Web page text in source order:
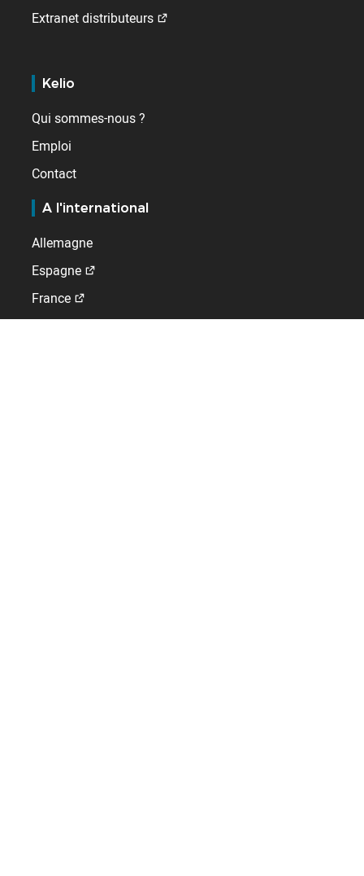
Extranet distributeurs
Kelio
Qui sommes-nous ?
Emploi
Contact
A l'international
Allemagne
Espagne
France